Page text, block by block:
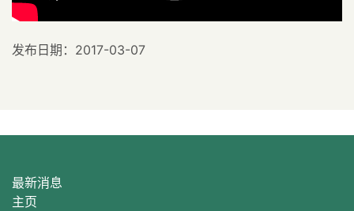
发布日期：2017-03-07
最新消息
主页